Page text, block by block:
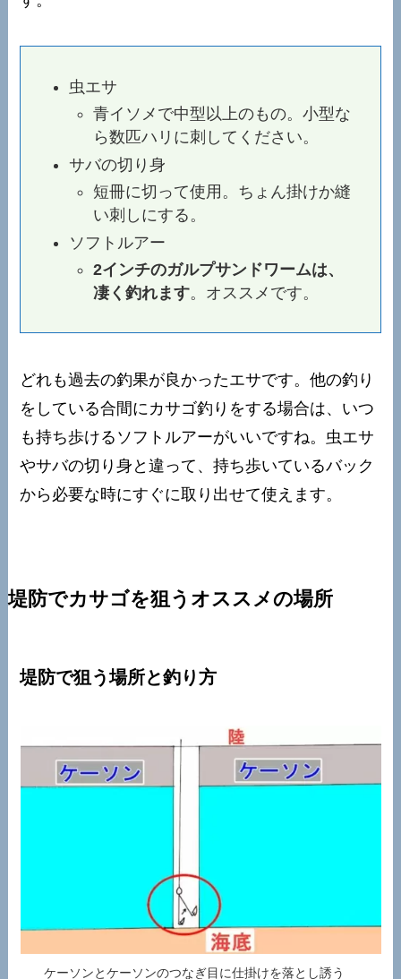
虫エサ
青イソメで中型以上のもの。小型な
ら数匹ハリに刺してください。
サバの切り身
短冊に切って使用。ちょん掛けか縫
い刺しにする。
ソフトルアー
2インチのガルプサンドワームは、
凄く釣れます。オススメです。
どれも過去の釣果が良かったエサです。他の釣り
をしている合間にカサゴ釣りをする場合は、いつ
も持ち歩けるソフトルアーがいいですね。虫エサ
やサバの切り身と違って、持ち歩いているバック
から必要な時にすぐに取り出せて使えます。
堤防でカサゴを狙うオススメの場所
堤防で狙う場所と釣り方
ケーソンとケーソンのつなぎ目に仕掛けを落とし誘う